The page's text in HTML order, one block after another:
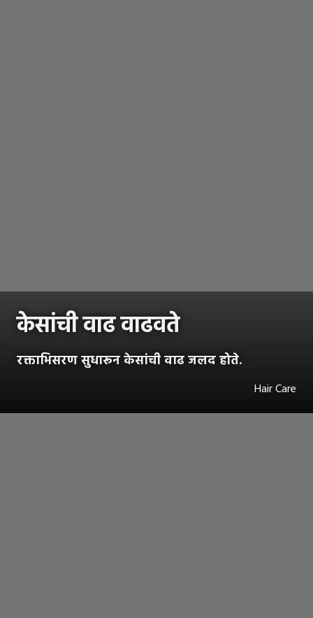
केसांची वाढ वाढवते
रक्ताभिसरण सुधारून केसांची वाढ जलद होते.
Hair Care